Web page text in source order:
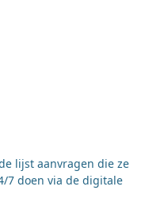
lijst aanvragen die ze
7 doen via de digitale